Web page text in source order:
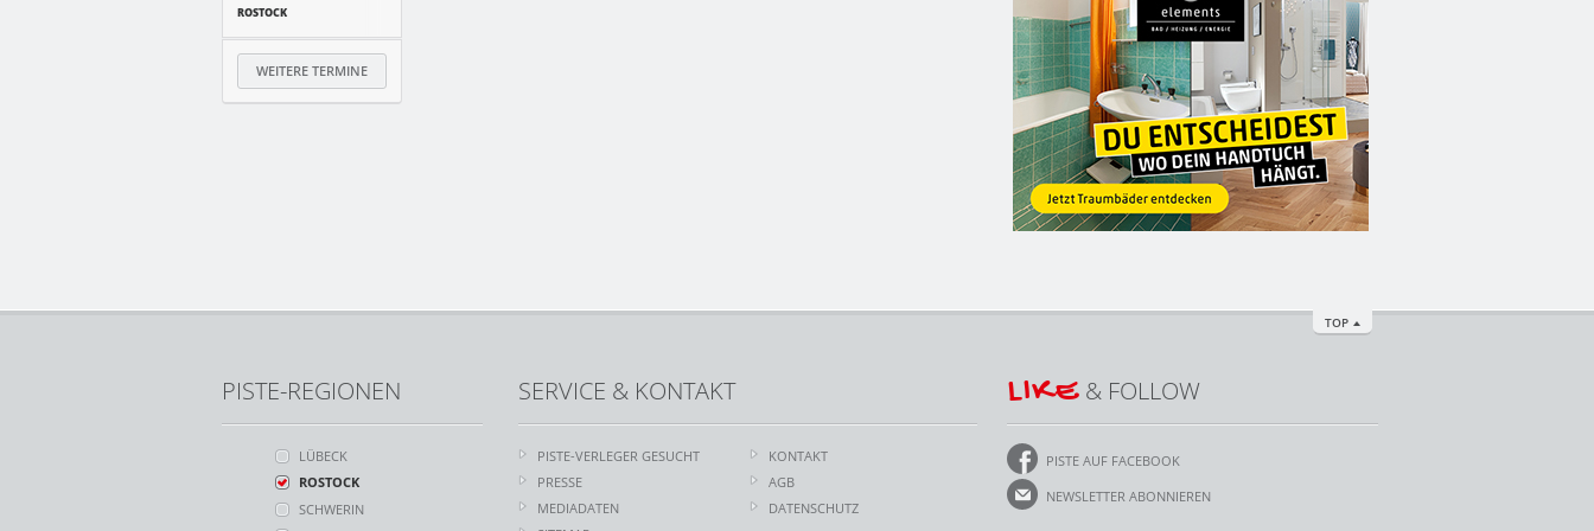
ROSTOCK
WEITERE TERMINE
TOP
PISTE-REGIONEN
LÜBECK
ROSTOCK
SCHWERIN
SERVICE & KONTAKT
PISTE-VERLEGER GESUCHT
PRESSE
MEDIADATEN
KONTAKT
AGB
DATENSCHUTZ
LIKE& FOLLOW
PISTE AUF FACEBOOK
NEWSLETTER ABONNIEREN